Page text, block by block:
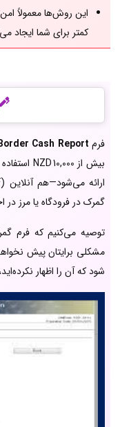
این روش‌ها معمولاً
کمتر برای شما ایجاد
فرم Cash Report
بیش از NZD 10,000 استفاده می‌شود، به‌صورت
گمرک در فرودگاه یا مرز در
توصیه می‌کنیم که فرم
مشکلی برایتان پیش
شود که آن را اظهار